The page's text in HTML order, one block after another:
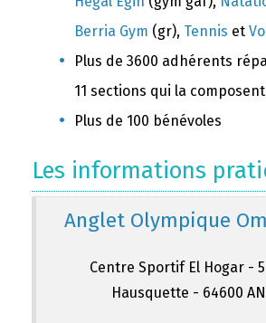
Berria Gym (gr), Tennis et
Plus de 3600 adhérents
11 sections qui la
Plus de 100 bénévoles
Les informations
Anglet Olympique
Centre Sportif El Hogar -
Hausquette - 64600